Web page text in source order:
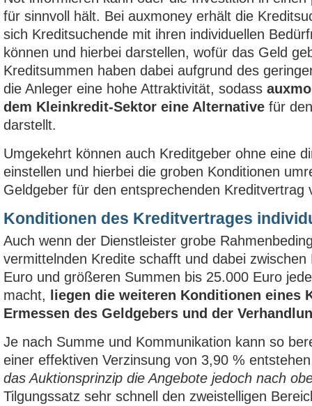
für sinnvoll hält. Bei auxmoney erhält die
sich Kreditsuchende mit ihren individuellen
können und hierbei darstellen, wofür das Geld
Kreditsummen haben dabei aufgrund des
die Anleger eine hohe Attraktivität, sodass
dem Kleinkredit-Sektor eine Alternative für
darstellt.
Umgekehrt können auch Kreditgeber ohne eine
einstellen und hierbei die groben Konditionen
Geldgeber für den entsprechenden Kreditvertrag
Konditionen des Kreditvertrages
Auch wenn der Dienstleister grobe
vermittelnden Kredite schafft und dabei
Euro und größeren Summen bis 25.000 Euro
macht,
liegen die weiteren Konditionen eines
Ermessen des Geldgebers und der
Je nach Summe und Kommunikation kann so
einer effektiven Verzinsung von 3,90 %
das Auktionsprinzip die Angebote jedoch nach
Tilgungssatz sehr schnell den zweistelligen